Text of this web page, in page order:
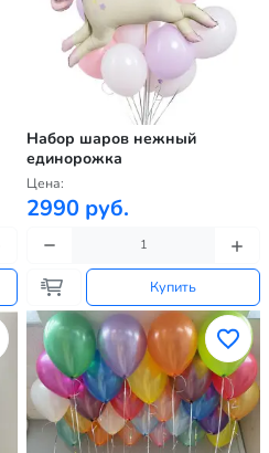
Набор шаров нежный
единорожка
Цена:
2990 руб.
Купить